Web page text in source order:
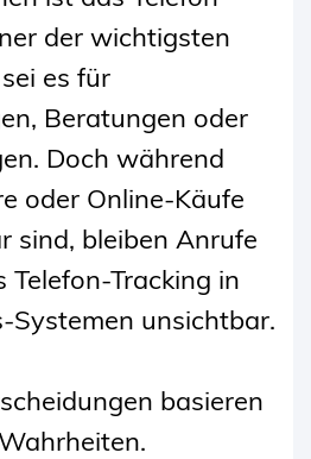
der wichtigsten
es für
Beratungen oder
Doch während
oder Online-Käufe
sind, bleiben Anrufe
Telefon-Tracking in
Systemen unsichtbar.
basieren